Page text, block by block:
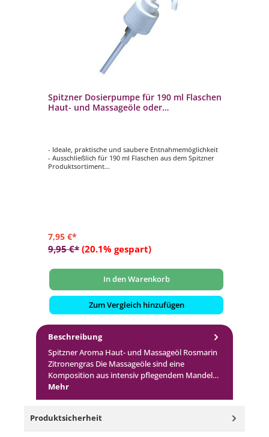
Spitzner Dosierpumpe für 190 ml Flaschen
Haut- und Massageöle oder
- Ideale, praktische und saubere Entnahmemöglichkeit
- Ausschließlich für 190 ml Flaschen aus dem Spitzner
Produktsortiment
7,95 €*
9,95 €* (20.1% gespart)
In den Warenkorb
Zum Vergleich hinzufügen
Beschreibung
Spitzner Aroma Haut- und Massageöl Rosmarin
Zitronengras Die Massageöle sind eine
Komposition aus intensiv pflegendem Mandel…
Mehr
Produktsicherheit